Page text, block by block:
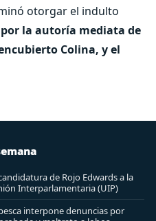
otorgar el indulto
por la autoría mediata de
Colina, y el
de Rojo Edwards a la
Interparlamentaria (UIP)
interpone denuncias por